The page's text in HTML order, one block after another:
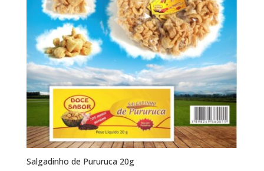
Salgadinho de Pururuca 20g